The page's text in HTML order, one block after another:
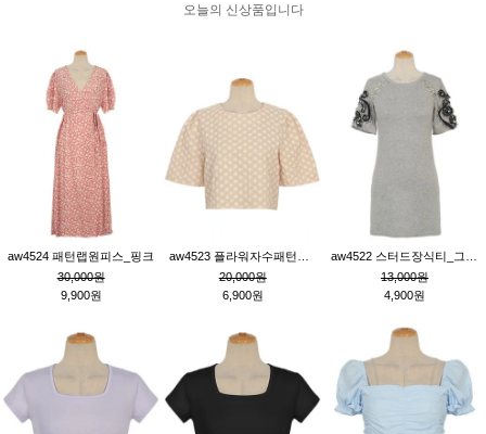
오늘의 신상품입니다
aw4524 패턴랩원피스_핑크
30,000원
9,900원
20,000원
6,900원
13,000원
4,900원